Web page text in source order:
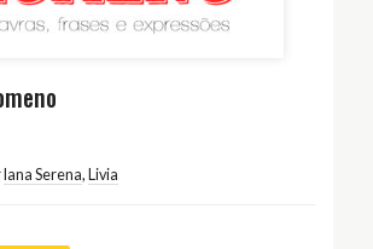
Iana Serena, Livia